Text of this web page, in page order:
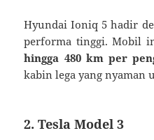
Hyundai Ioniq 5 hadir
performa tinggi. Mobil
hingga 480 km per
kabin lega yang nyaman
2. Tesla Model 3